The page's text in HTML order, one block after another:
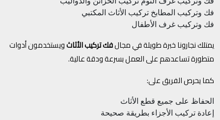
فك وتركيب المطابخ تركيب الأثاث المكتبي
فك وتركيب غرف الأطفال
يمتلك نجارونا خبرة طويلة في مجالفك تركيب الأثاثويستخدمون أدوات
متطورة تساعدهم على العمل بسرعة ودقة عالية.
كما يحرص الفريق على:
الحفاظ على جميع قطع الأثاث
إعادة تركيب الأجزاء بطريقة صحيحة